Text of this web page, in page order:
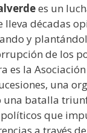
es un
lleva décadas
y
de los
es la
una
batalla
que
a través